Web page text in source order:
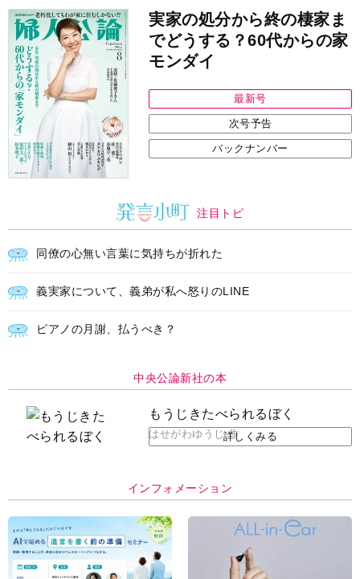
実家の処分から終の棲家ま
でどうする？60代からの家
モンダイ
最新号
次号予告
バックナンバー
注目トピ
同僚の心無い言葉に気持ちが折れた
義実家について、義弟が私へ怒りのLINE
ピアノの月謝、払うべき？
中央公論新社の本
もうじきたべられるぼく
はせがわゆうじ 作詳しくみる
インフォメーション